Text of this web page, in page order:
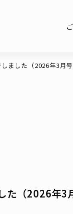
ました（2026年3月号
た（2026年3